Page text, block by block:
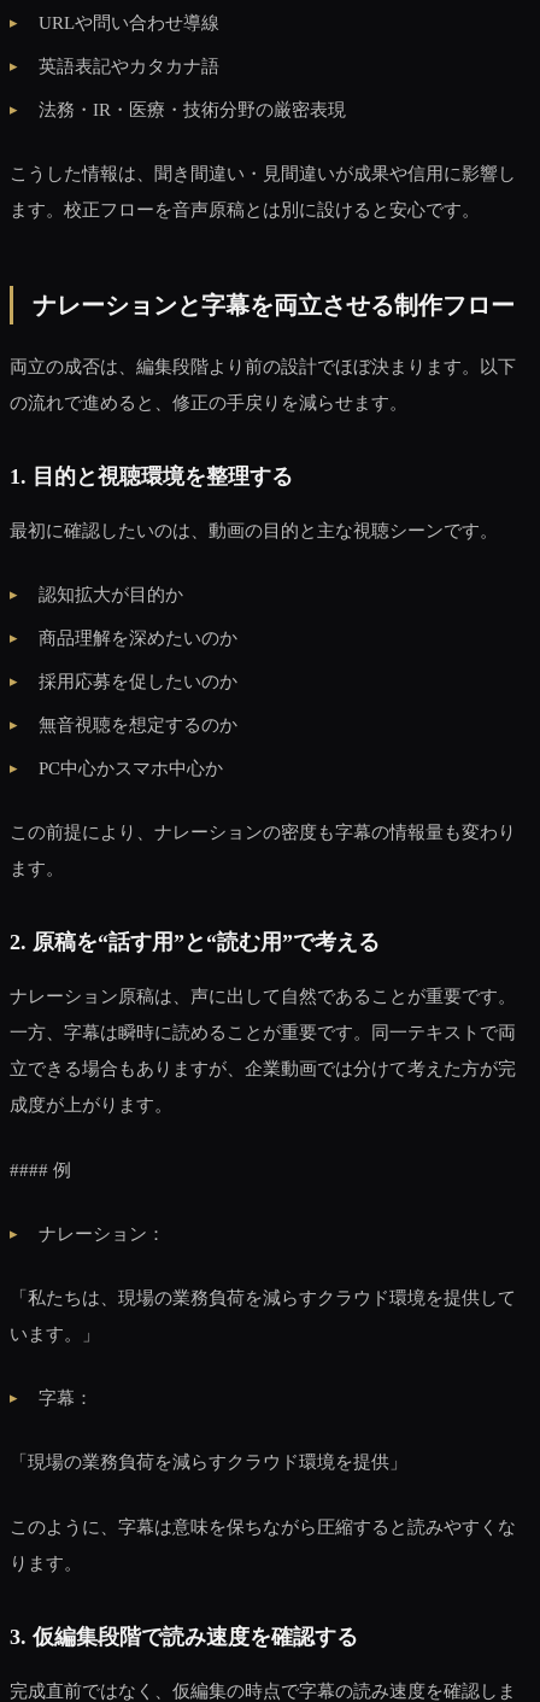
URLや問い合わせ導線
英語表記やカタカナ語
法務・IR・医療・技術分野の厳密表現
こうした情報は、聞き間違い・見間違いが成果や信用に影響し
ます。校正フローを音声原稿とは別に設けると安心です。
ナレーションと字幕を両立させる制作フロー
両立の成否は、編集段階より前の設計でほぼ決まります。以下
の流れで進めると、修正の手戻りを減らせます。
1. 目的と視聴環境を整理する
最初に確認したいのは、動画の目的と主な視聴シーンです。
認知拡大が目的か
商品理解を深めたいのか
採用応募を促したいのか
無音視聴を想定するのか
PC中心かスマホ中心か
この前提により、ナレーションの密度も字幕の情報量も変わり
ます。
2. 原稿を“話す用”と“読む用”で考える
ナレーション原稿は、声に出して自然であることが重要です。
一方、字幕は瞬時に読めることが重要です。同一テキストで両
立できる場合もありますが、企業動画では分けて考えた方が完
成度が上がります。
#### 例
ナレーション：
「私たちは、現場の業務負荷を減らすクラウド環境を提供して
います。」
字幕：
「現場の業務負荷を減らすクラウド環境を提供」
このように、字幕は意味を保ちながら圧縮すると読みやすくな
ります。
3. 仮編集段階で読み速度を確認する
完成直前ではなく、仮編集の時点で字幕の読み速度を確認しま